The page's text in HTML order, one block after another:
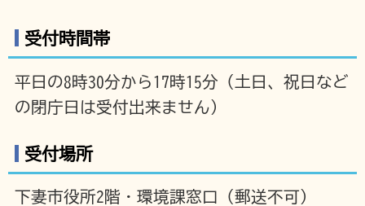
受付時間帯
平日の8時30分から17時15分（土日、祝日など
の閉庁日は受付出来ません）
受付場所
下妻市役所2階・環境課窓口（郵送不可）